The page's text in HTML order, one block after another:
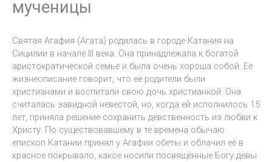
мученицы
Святая Агафия (Агата) родилась в городе Катания на
Сицилии в начале III века. Она принадлежала к богатой
аристократической семье и была очень хороша собой. Её
жизнеописание говорит, что её родители были
христианами и воспитали свою дочь христианкой. Она
считалась завидной невестой, но, когда ей исполнилось 15
лет, приняла решение сохранить девственность из любви к
Христу. По существовавшему в те времена обычаю
епископ Катании принял у Агафии обеты и облачил её в
красное покрывало, какое носили посвящённые Богу девы.